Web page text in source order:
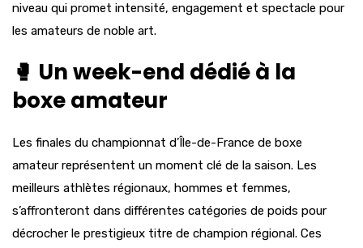
niveau qui promet intensité, engagement et spectacle pour
les amateurs de noble art.
🥊 Un week-end dédié à la
boxe amateur
Les finales du championnat d’Île-de-France de boxe
amateur représentent un moment clé de la saison. Les
meilleurs athlètes régionaux, hommes et femmes,
s’affronteront dans différentes catégories de poids pour
décrocher le prestigieux titre de champion régional. Ces